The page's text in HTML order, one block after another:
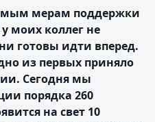
мерам поддержки
моих коллег не
готовы идти вперед.
из первых приняло
Сегодня мы
порядка 260
на свет 10